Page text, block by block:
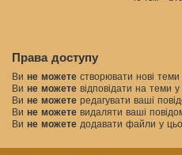
Права доступу
Ви не можете створювати нові
Ви не можете відповідати на теми
Ви не можете редагувати ваші
Ви не можете видаляти ваші
Ви не можете додавати файли у